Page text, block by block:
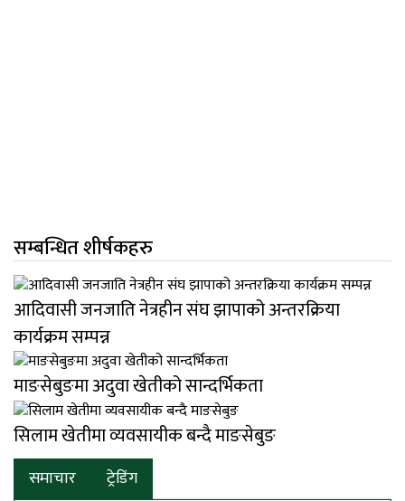
सम्बन्धित शीर्षकहरु
आदिवासी जनजाति नेत्रहीन संघ झापाको अन्तरक्रिया
कार्यक्रम सम्पन्न
माङसेबुङमा अदुवा खेतीको सान्दर्भिकता
सिलाम खेतीमा व्यवसायीक बन्दै माङसेबुङ
समाचार ट्रेडिंग